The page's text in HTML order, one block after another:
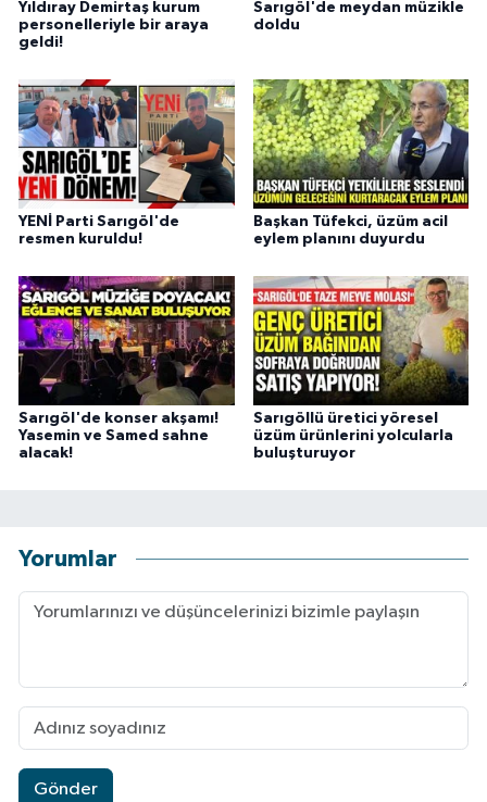
Yıldıray Demirtaş kurum
personelleriyle bir araya
geldi!
Sarıgöl'de meydan müzikle
doldu
YENİ Parti Sarıgöl'de
resmen kuruldu!
Başkan Tüfekci, üzüm acil
eylem planını duyurdu
Sarıgöl'de konser akşamı!
Yasemin ve Samed sahne
alacak!
Sarıgöllü üretici yöresel
üzüm ürünlerini yolcularla
buluşturuyor
Yorumlar
Gönder